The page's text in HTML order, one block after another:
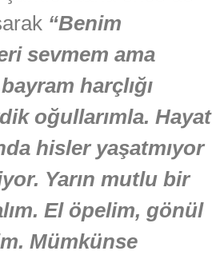
“Benim
sevmem ama
harçlığı
oğullarımla. Hayat
hisler yaşatmıyor
Yarın mutlu bir
El öpelim, gönül
Mümkünse